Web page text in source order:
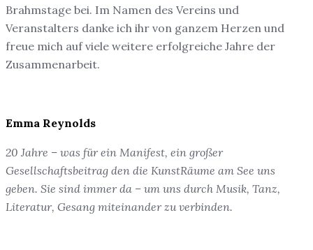
Brahmstage bei. Im Namen des Vereins und
Veranstalters danke ich ihr von ganzem Herzen und
freue mich auf viele weitere erfolgreiche Jahre der
Zusammenarbeit.
Emma Reynolds
20 Jahre – was für ein Manifest, ein großer
Gesellschaftsbeitrag den die KunstRäume am See uns
geben. Sie sind immer da – um uns durch Musik, Tanz,
Literatur, Gesang miteinander zu verbinden.